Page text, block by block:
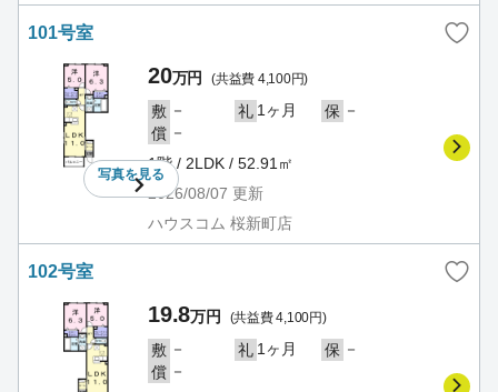
101号室
写真を見る
20万円 (共益費 4,100円)
敷 － 礼 1ヶ月 保 －
償 －
1階 / 2LDK / 52.91㎡
2026/08/07 更新
ハウスコム 桜新町店
102号室
19.8万円 (共益費 4,100円)
敷 － 礼 1ヶ月 保 －
償 －